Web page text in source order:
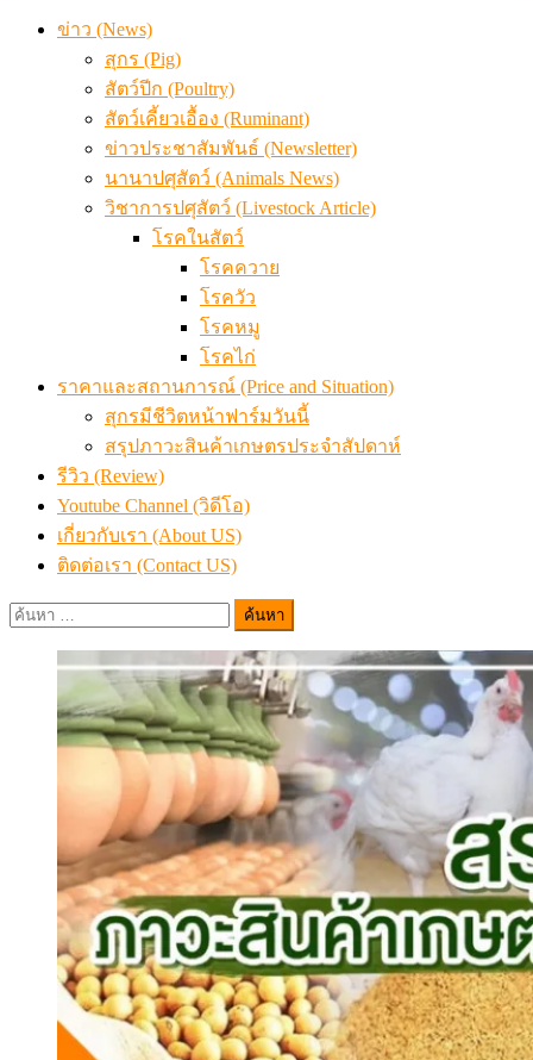
ข่าว (News)
สุกร (Pig)
สัตว์ปีก (Poultry)
สัตว์เคี้ยวเอื้อง (Ruminant)
ข่าวประชาสัมพันธ์ (Newsletter)
นานาปศุสัตว์ (Animals News)
วิชาการปศุสัตว์ (Livestock Article)
โรคในสัตว์
โรคควาย
โรควัว
โรคหมู
โรคไก่
ราคาและสถานการณ์ (Price and Situation)
สุกรมีชีวิตหน้าฟาร์มวันนี้
สรุปภาวะสินค้าเกษตรประจำสัปดาห์
รีวิว (Review)
Youtube Channel (วิดีโอ)
เกี่ยวกับเรา (About US)
ติดต่อเรา (Contact US)
ค้นหา